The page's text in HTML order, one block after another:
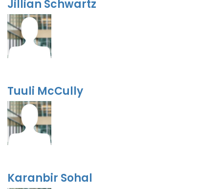
Jillian Schwartz
Tuuli McCully
Karanbir Sohal